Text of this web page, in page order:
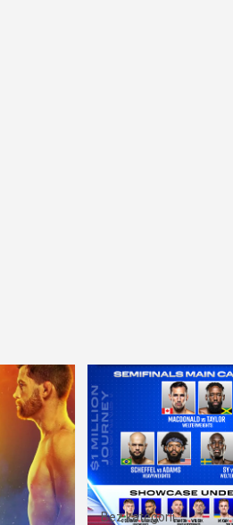
Bez kategorii